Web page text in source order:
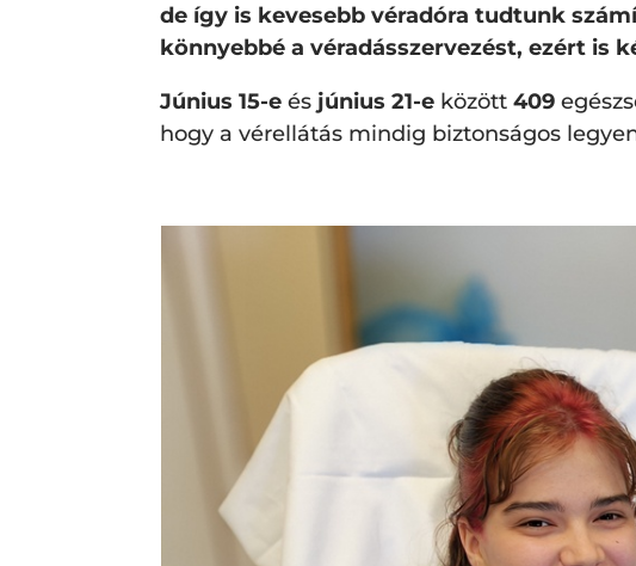
de így is kevesebb véradóra tudtunk
könnyebbé a véradásszervezést, ezért is
Június 15-e és június 21-e között409
hogy a vérellátás mindig biztonságos